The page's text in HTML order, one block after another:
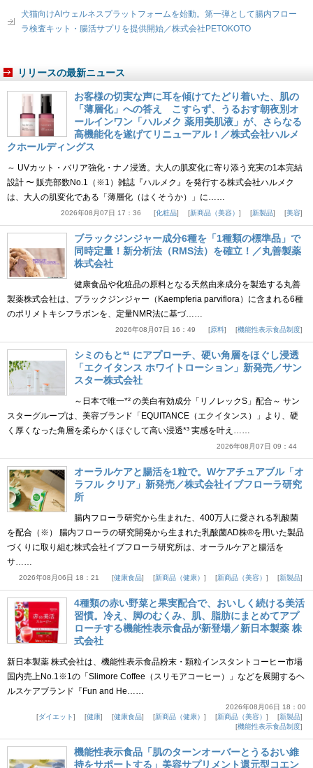
犬猫向けAIウェルネスプラットフォームを始動。第一弾として腸内フロー
ラ検査キット・腸活サプリを提供開始／株式会社PETOKOTO
リリースの最新ニュース
お客様の切実な声に耳を傾けてたどり着いた、肌の
「薄層化」への答え こすらず、うるおす朝夜別オ
ールインワン「ハルメク 薬用美肌液」が、さらなる
高機能化を遂げてリニューアル！／株式会社ハルメ
クホールディングス
～ UVカット・バリア強化・ナノ浸透。大人の肌変化に寄り添う充実の1本完結
設計 〜 販売部数No.1（※1）雑誌『ハルメク』を発行する株式会社ハルメク
は、大人の肌変化である「薄層化（はくそうか）」に……
2026年08月07日 17：36 化粧品 新商品（美容） 新製品 美容
ブラックジンジャー成分6種を「1種類の標準品」で
同時定量！新分析法（RMS法）を確立！／丸善製薬
株式会社
健康食品や化粧品の原料となる天然由来成分を製造する丸善
製薬株式会社は、ブラックジンジャー（Kaempferia parviflora）に含まれる6種
のポリメトキシフラボンを、定量NMR法に基づ……
2026年08月07日 16：49 原料 機能性表示食品制度
シミのもと*¹ にアプローチ、硬い角層をほぐし浸透
「エクイタンス ホワイトローション」新発売／サン
スター株式会社
～日本で唯一*² の美白有効成分「リノレックS」配合～ サン
スターグループは、美容ブランド「EQUITANCE（エクイタンス）」より、硬
く厚くなった角層を柔らかくほぐして高い浸透*³ 実感を叶え……
2026年08月07日 09：44
オーラルケアと腸活を1粒で。Wケアチュアブル「オ
ラフル クリア」新発売／株式会社イブフローラ研究
所
腸内フローラ研究から生まれた、400万人に愛される乳酸菌
を配合（※） 腸内フローラの研究開発から生まれた乳酸菌AD株®を用いた製品
づくりに取り組む株式会社イブフローラ研究所は、オーラルケアと腸活を
サ……
2026年08月06日 18：21 健康食品 新商品（健康） 新商品（美容） 新製品
4種類の赤い野菜と果実配合で、おいしく続ける美活
習慣。冷え、脚のむくみ、肌、脂肪にまとめてアプ
ローチする機能性表示食品が新登場／新日本製薬 株
式会社
新日本製薬 株式会社は、機能性表示食品粉末・顆粒インスタントコーヒー市場
国内売上No.1※1の「Slimore Coffee（スリモアコーヒー）」などを展開するヘ
ルスケアブランド『Fun and He……
2026年08月06日 18：00
ダイエット
健康 健康食品 新商品（健康） 新商品（美容）
新製品
機能性表示食品制度
機能性表示食品「肌のターンオーバーとうるおい維
持をサポートする」美容サプリメント還元型コエン